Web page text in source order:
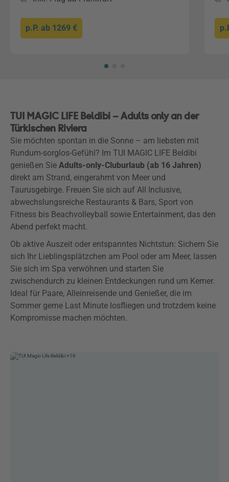
p.P. ab 1269 €
TUI MAGIC LIFE Beldibi – Adults only an der
Türkischen Riviera
Sie möchten spontan in die Sonne – am liebsten mit
Rundum-sorglos-Gefühl? Im TUI MAGIC LIFE Beldibi
genießen Sie Adults-only-Cluburlaub (ab 16 Jahren)
direkt am Strand, eingerahmt von Meer und
Taurusgebirge. Freuen Sie sich auf All Inclusive,
abwechslungsreiche Restaurants & Bars, Sport von
Fitness bis Beachvolleyball sowie Entertainment, das den
Abend perfekt macht.
Ob aktive Auszeit oder entspanntes Nichtstun: Sichern Sie
sich Ihr Lieblingsplätzchen am Pool oder am Meer, lassen
Sie sich im Spa verwöhnen und starten Sie
zwischendurch zu kleinen Entdeckungen rund um Kemer.
Ideal für Paare, Alleinreisende und Genießer, die im
Sommer gerne Last Minute losfliegen und trotzdem keine
Kompromisse machen möchten.